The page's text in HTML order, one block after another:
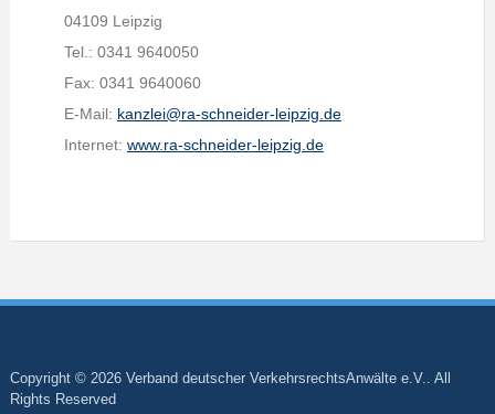
04109 Leipzig
Tel.: 0341 9640050
Fax: 0341 9640060
E-Mail: kanzlei@ra-schneider-leipzig.de
Internet: www.ra-schneider-leipzig.de
Copyright © 2026 Verband deutscher VerkehrsrechtsAnwälte e.V.. All
Rights Reserved